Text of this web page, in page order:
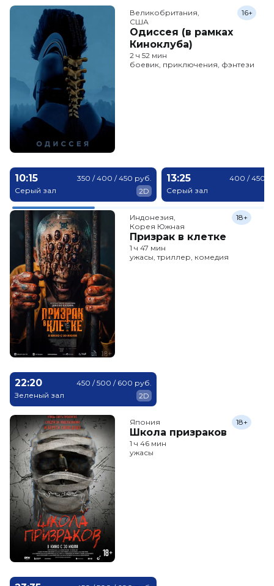
Великобритания,
США
Одиссея (в рамках
Киноклуба)
16+
2 ч 52 мин
боевик, приключения, фэнтези
10:15
Серый зал
350 / 400 / 450 руб.
2D
13:25
Серый зал
400 / 450 /
Индонезия,
Корея Южная
Призрак в клетке
18+
1 ч 47 мин
ужасы, триллер, комедия
22:20
Зеленый зал
450 / 500 / 600 руб.
2D
Япония
Школа призраков
18+
1 ч 46 мин
ужасы